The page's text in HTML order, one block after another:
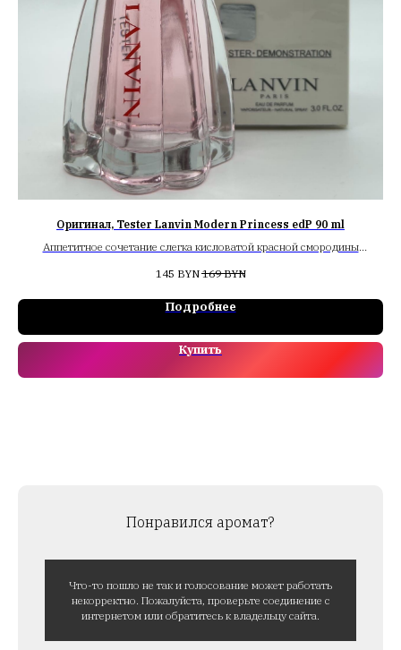
Оригинал, Tester Lanvin Modern Princess edP 90 ml
Аппетитное сочетание слегка кисловатой красной смородины
яблоком. Легкий, едва неуловимый жасмин оттеняется фрезией.
145 BYN 169 BYN
Подробнее
Купить
Понравился аромат?
Что-то пошло не так и голосование может работать
некорректно. Пожалуйста, проверьте соединение с
интернетом или обратитесь к владельцу сайта.